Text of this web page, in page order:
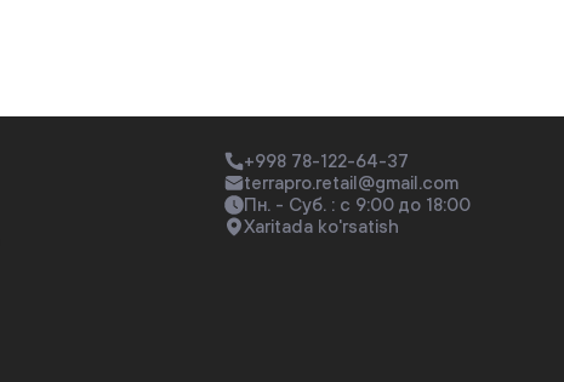
+998 78-122-64-37
terrapro.retail@gmail.com
Пн. - Суб. : с 9:00 до 18:00
Xaritada ko'rsatish